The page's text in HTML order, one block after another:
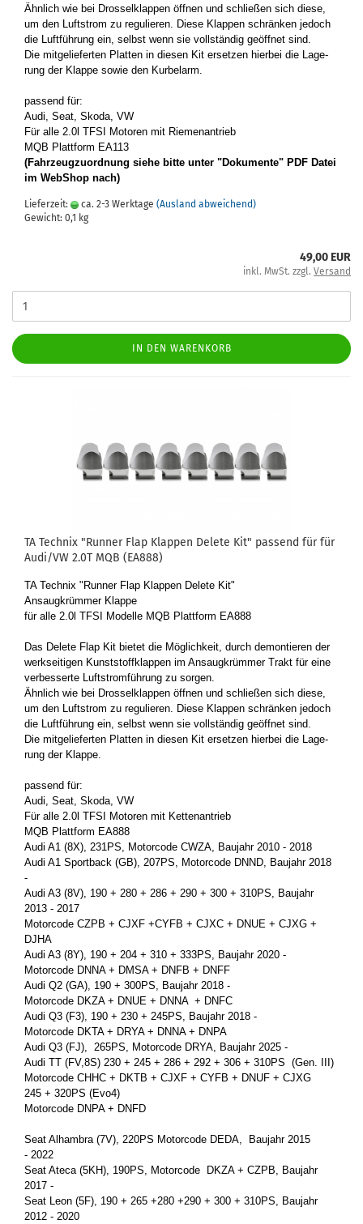
Ähn­lich wie bei Dros­sel­klap­pen öff­nen und schlie­ßen sich diese,
um den Luft­strom zu re­gu­lie­ren. Diese Klap­pen schrän­ken je­doch
die Luft­füh­rung ein, selbst wenn sie voll­stän­dig ge­öff­net sind.
Die mit­ge­lie­fer­ten Plat­ten in die­sen Kit er­set­zen hier­bei die La­ge­
rung der Klap­pe sowie den Kur­bel­arm.
pas­send für:
Audi, Seat, Skoda, VW
Für alle 2.0l TFSI Mo­to­ren mit Rie­men­an­trieb
MQB Platt­form EA113
(Fahr­zeug­zu­ord­nung siehe bitte unter "Do­ku­men­te" PDF Datei
im Web­Shop nach)
Lieferzeit: ca. 2-3 Werktage (Ausland abweichend)
Gewicht: 0,1 kg
49,00 EUR
inkl. MwSt. zzgl. Versand
IN DEN WARENKORB
TA Tech­nix "Run­ner Flap Klap­pen De­le­te Kit" pas­send für für
Audi/VW 2.0T MQB (EA888)
TA Tech­nix "Run­ner Flap Klap­pen De­le­te Kit"
An­saug­krüm­mer Klap­pe
für alle 2.0l TFSI Mo­del­le MQB Platt­form EA888
Das De­le­te Flap Kit bie­tet die Mög­lich­keit, durch de­mon­tie­ren der
werk­sei­ti­gen Kunst­stoff­klap­pen im An­saug­krüm­mer Trakt für eine
ver­bes­ser­te Luft­strom­füh­rung zu sor­gen.
Ähn­lich wie bei Dros­sel­klap­pen öff­nen und schlie­ßen sich diese,
um den Luft­strom zu re­gu­lie­ren. Diese Klap­pen schrän­ken je­doch
die Luft­füh­rung ein, selbst wenn sie voll­stän­dig ge­öff­net sind.
Die mit­ge­lie­fer­ten Plat­ten in die­sen Kit er­set­zen hier­bei die La­ge­
rung der Klap­pe.
pas­send für:
Audi, Seat, Skoda, VW
Für alle 2.0l TFSI Mo­to­ren mit Ket­ten­an­trieb
MQB Platt­form EA888
Audi A1 (8X), 231PS, Mo­tor­code CWZA, Bau­jahr 2010 - 2018
Audi A1 Sport­back (GB), 207PS, Mo­tor­code DNND, Bau­jahr 2018
-
Audi A3 (8V), 190 + 280 + 286 + 290 + 300 + 310PS, Bau­jahr
2013 - 2017
Mo­tor­code CZPB + CJXF +CYFB + CJXC + DNUE + CJXG +
DJHA
Audi A3 (8Y), 190 + 204 + 310 + 333PS, Bau­jahr 2020 -
Mo­tor­code DNNA + DMSA + DNFB + DNFF
Audi Q2 (GA), 190 + 300PS, Bau­jahr 2018 -
Mo­tor­code DKZA + DNUE + DNNA + DNFC
Audi Q3 (F3), 190 + 230 + 245PS, Bau­jahr 2018 -
Mo­tor­code DKTA + DRYA + DNNA + DNPA
Audi Q3 (FJ), 265PS, Mo­tor­code DRYA, Bau­jahr 2025 -
Audi TT (FV,8S) 230 + 245 + 286 + 292 + 306 + 310PS (Gen. III)
Mo­tor­code CHHC + DKTB + CJXF + CYFB + DNUF + CJXG
245 + 320PS (Evo4)
Mo­tor­code DNPA + DNFD
Seat Al­ham­bra (7V), 220PS Mo­tor­code DEDA, Bau­jahr 2015
- 2022
Seat Ateca (5KH), 190PS, Mo­tor­code DKZA + CZPB, Bau­jahr
2017 -
Seat Leon (5F), 190 + 265 +280 +290 + 300 + 310PS, Bau­jahr
2012 - 2020